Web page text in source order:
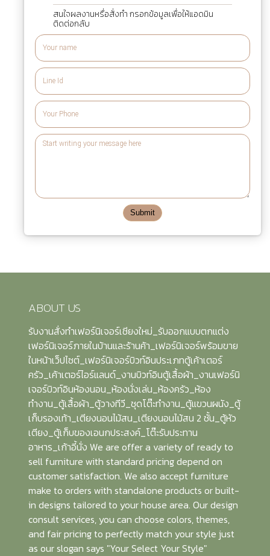
สนใจผลงานหรื่อสั่งทำ กรอกข้อมูลเพื่อให้แอดมิน
ติดต่อกลับ
Submit
ABOUT US
รับงานสั่งทำเฟอร์นิเจอร์เชียงใหม่_รับออกแบบตกแต่ง
เฟอร์นิเจอร์ภายในบ้านและร้านค้า_เฟอร์นิเจอร์พร้อมขาย
ในหน้าเว็ปไซต์_เฟอร์นิเจอร์บิวท์อินประเภทตู้เค้าเตอร์
ครัว_เค้าเตอร์ไอร์แลนด์_งานบิวท์อินตู้เสื้อผ้า_งานเฟอร์นิ
เจอร์บิวท์อินห้องนอน_ห้องนั่งเล่น_ห้องครัว_ห้อง
ทำงาน_ตู้เสื้อผ้า_ตู้วางทีวี_ชุดโต๊ะทำงาน_ตู้แขวนผนัง_ตู้
เก็บรองเท้า_เตียงนอนไม้สน_เตียงนอนไม้สน 2 ชั้น_ตู้หัว
เตียง_ตู้เก็บของเอนกประสงค์_โต๊ะรับประทาน
อาหาร_เก้าอี้นั่ง We are offer a variety of ready to
sell furniture with standard pricing depend on
customer satisfaction. We also accept furniture
make to orders with standalone products or built-
in designs tailored to your house area. Our design
consult services, you can choose colors, themes,
and fair pricing to perfectly match your style just
as our slogan says "Your Select Your Style"